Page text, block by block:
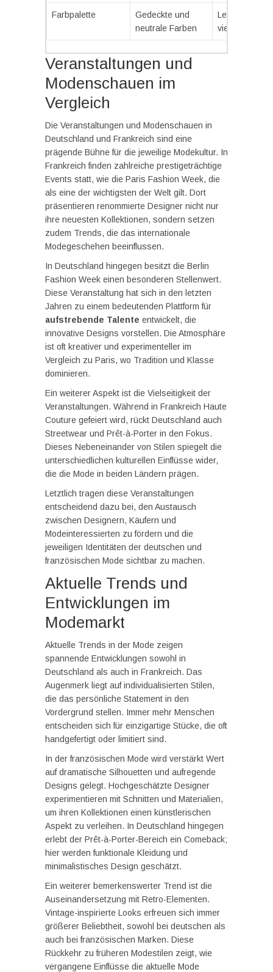
Farbpalette
Gedeckte und
neutrale Farben
Lebhafte und
vielfältige
Veranstaltungen und
Modenschauen im
Vergleich
Die Veranstaltungen und Modenschauen in
Deutschland und Frankreich sind eine
prägende Bühne für die jeweilige Modekultur. In
Frankreich finden zahlreiche prestigeträchtige
Events statt, wie die Paris Fashion Week, die
als eine der wichtigsten der Welt gilt. Dort
präsentieren renommierte Designer nicht nur
ihre neuesten Kollektionen, sondern setzen
zudem Trends, die das internationale
Modegeschehen beeinflussen.
In Deutschland hingegen besitzt die Berlin
Fashion Week einen besonderen Stellenwert.
Diese Veranstaltung hat sich in den letzten
Jahren zu einem bedeutenden Plattform für
aufstrebende Talente entwickelt, die
innovative Designs vorstellen. Die Atmosphäre
ist oft kreativer und experimenteller im
Vergleich zu Paris, wo Tradition und Klasse
dominieren.
Ein weiterer Aspekt ist die Vielseitigkeit der
Veranstaltungen. Während in Frankreich Haute
Couture gefeiert wird, rückt Deutschland auch
Streetwear und Prêt-à-Porter in den Fokus.
Dieses Nebeneinander von Stilen spiegelt die
unterschiedlichen kulturellen Einflüsse wider,
die die Mode in beiden Ländern prägen.
Letztlich tragen diese Veranstaltungen
entscheidend dazu bei, den Austausch
zwischen Designern, Käufern und
Modeinteressierten zu fördern und die
jeweiligen Identitäten der deutschen und
französischen Mode sichtbar zu machen.
Aktuelle Trends und
Entwicklungen im
Modemarkt
Aktuelle Trends in der Mode zeigen
spannende Entwicklungen sowohl in
Deutschland als auch in Frankreich. Das
Augenmerk liegt auf individualisierten Stilen,
die das persönliche Statement in den
Vordergrund stellen. Immer mehr Menschen
entscheiden sich für einzigartige Stücke, die oft
handgefertigt oder limitiert sind.
In der französischen Mode wird verstärkt Wert
auf dramatische Silhouetten und aufregende
Designs gelegt. Hochgeschätzte Designer
experimentieren mit Schnitten und Materialien,
um ihren Kollektionen einen künstlerischen
Aspekt zu verleihen. In Deutschland hingegen
erlebt der Prêt-à-Porter-Bereich ein Comeback;
hier werden funktionale Kleidung und
minimalistisches Design geschätzt.
Ein weiterer bemerkenswerter Trend ist die
Auseinandersetzung mit Retro-Elementen.
Vintage-inspirierte Looks erfreuen sich immer
größerer Beliebtheit, sowohl bei deutschen als
auch bei französischen Marken. Diese
Rückkehr zu früheren Modestilen zeigt, wie
vergangene Einflüsse die aktuelle Mode